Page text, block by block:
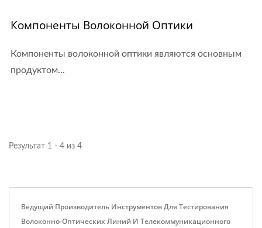
Компоненты Волоконной Оптики
Компоненты волоконной оптики являются основным
продуктом...
Результат 1 - 4 из 4
Ведущий Производитель Инструментов Для Тестирования
Волоконно-Оптических Линий И Телекоммуникационного